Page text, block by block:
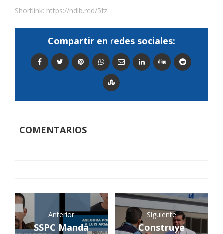
Shortlink: https://ndlb.red/5fz
Compartir en redes sociales:
COMENTARIOS
Anterior
SSPC Manda
Siguiente
Construye